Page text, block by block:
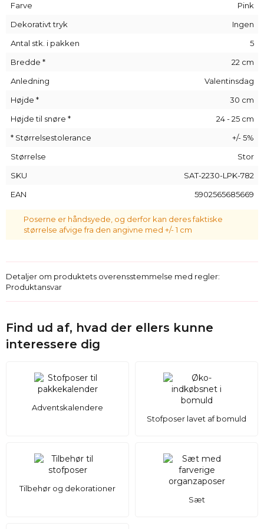
satinposerne - vi laver mindetryk på forespørgsel, så hvis du
og vi vil gøre vores bedste for at opfylde dine forventninger.
Farve
Pink
Dekorativt tryk
Ingen
Antal stk. i pakken
5
Bredde *
22 cm
Anledning
Valentinsdag
Højde *
30 cm
Højde til snøre *
24 - 25 cm
* Størrelsestolerance
+/- 5%
Størrelse
Stor
SKU
SAT-2230-LPK-782
EAN
5902565685669
Poserne er håndsyede, og derfor kan deres faktiske
størrelse afvige fra den angivne med +/- 1 cm
Detaljer om produktets overensstemmelse med regler:
Produktansvar
Find ud af, hvad der ellers kunne
interessere dig
Adventskalendere
Stofposer lavet af bomuld
Tilbehør og dekorationer
Sæt